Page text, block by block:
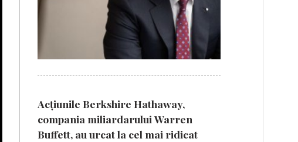
Acțiunile Berkshire Hathaway,
compania miliardarului Warren
Buffett, au urcat la cel mai ridicat